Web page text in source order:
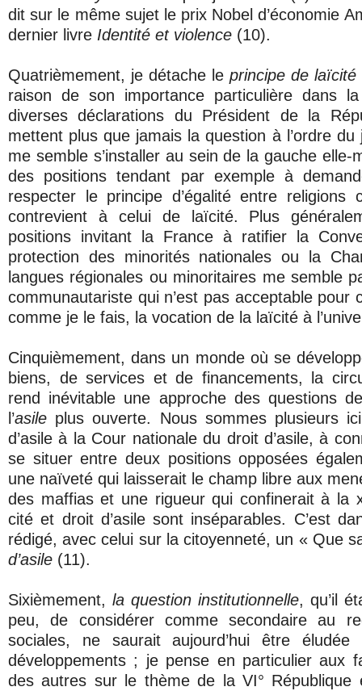
dit sur le même sujet le prix Nobel d’économie
dernier livre Identité et violence (10).
Quatrièmement, je détache le principe de laïcité
raison de son importance particulière dans
diverses déclarations du Président de la
mettent plus que jamais la question à l’ordre
me semble s’installer au sein de la gauche elle-
des positions tendant par exemple à
respecter le principe d’égalité entre
contrevient à celui de laïcité. Plus
positions invitant la France à ratifier la
protection des minorités nationales ou la
langues régionales ou minoritaires me semble
communautariste qui n’est pas acceptable pour
comme je le fais, la vocation de la laïcité à
Cinquièmement, dans un monde où se
biens, de services et de financements, la
rend inévitable une approche des questions
l’asile plus ouverte. Nous sommes plusieurs
d’asile à la Cour nationale du droit d’asile, à
se situer entre deux positions opposées
une naïveté qui laisserait le champ libre aux
des maffias et une rigueur qui confinerait à la
cité et droit d’asile sont inséparables. C’est
rédigé, avec celui sur la citoyenneté, un « Que
d’asile (11).
Sixièmement, la question institutionnelle, qu’il
peu, de considérer comme secondaire au
sociales, ne saurait aujourd’hui être
développements ; je pense en particulier aux
des autres sur le thème de la VI° République